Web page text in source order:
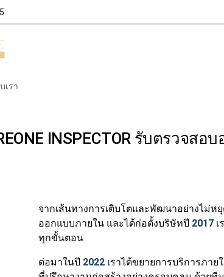
เรา
INSPECTOR รับตรวจ
จากเส้นทางการเติบโตและพัฒนาอย่างไม่หยุ
ออกแบบภายใน และได้ก่อตั้งบริษัทปี 2017
ทุกขั้นตอน
ต่อมาในปี 2022 เราได้ขยายการบริการภาย